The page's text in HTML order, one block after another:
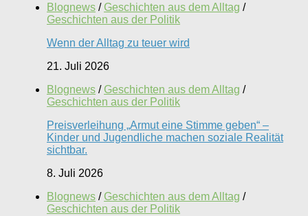
Blognews / Geschichten aus dem Alltag /
Geschichten aus der Politik
Wenn der Alltag zu teuer wird
21. Juli 2026
Blognews / Geschichten aus dem Alltag /
Geschichten aus der Politik
Preisverleihung „Armut eine Stimme geben“ –
Kinder und Jugendliche machen soziale Realität
sichtbar.
8. Juli 2026
Blognews / Geschichten aus dem Alltag /
Geschichten aus der Politik